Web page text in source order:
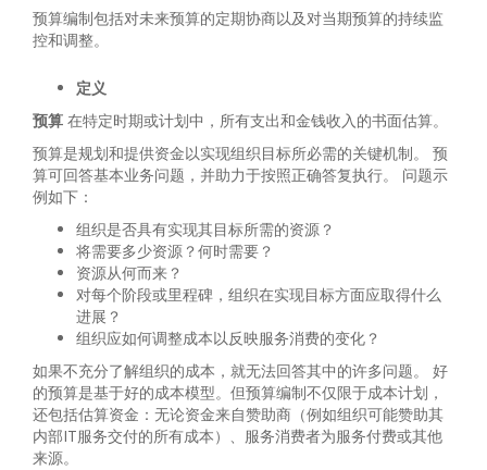
预算编制包括对未来预算的定期协商以及对当期预算的持续监
控和调整。
定义
预算 在特定时期或计划中，所有支出和金钱收入的书面估算。
预算是规划和提供资金以实现组织目标所必需的关键机制。 预
算可回答基本业务问题，并助力于按照正确答复执行。 问题示
例如下：
组织是否具有实现其目标所需的资源？
将需要多少资源？何时需要？
资源从何而来？
对每个阶段或里程碑，组织在实现目标方面应取得什么
进展？
组织应如何调整成本以反映服务消费的变化？
如果不充分了解组织的成本，就无法回答其中的许多问题。 好
的预算是基于好的成本模型。但预算编制不仅限于成本计划，
还包括估算资金：无论资金来自赞助商（例如组织可能赞助其
内部IT服务交付的所有成本）、服务消费者为服务付费或其他
来源。